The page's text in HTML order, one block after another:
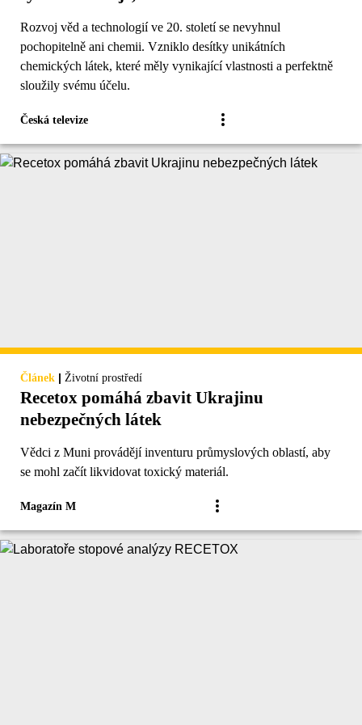
Rozvoj věd a technologií ve 20. století se nevyhnul
pochopitelně ani chemii. Vzniklo desítky unikátních
chemických látek, které měly vynikající vlastnosti a perfektně
sloužily svému účelu.
Česká televize
Článek | Životní prostředí
Recetox pomáhá zbavit Ukrajinu
nebezpečných látek
Vědci z Muni provádějí inventuru průmyslových oblastí, aby
se mohl začít likvidovat toxický materiál.
Magazín M